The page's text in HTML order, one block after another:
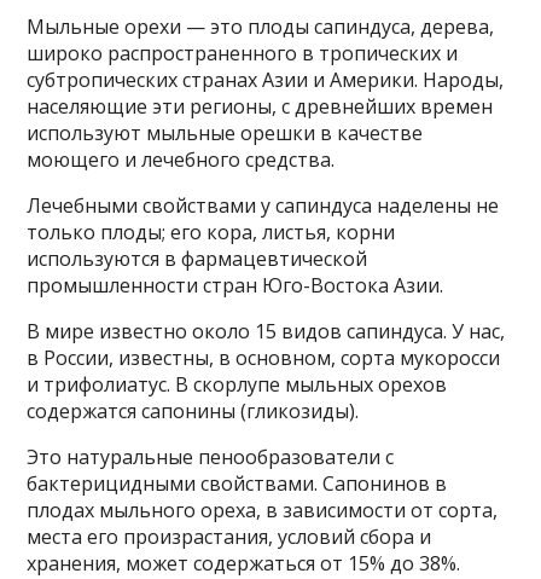
Мыльные орехи — это плоды сапиндуса, дерева,
широко распространенного в тропических и
субтропических странах Азии и Америки. Народы,
населяющие эти регионы, с древнейших времен
используют мыльные орешки в качестве
моющего и лечебного средства.
Лечебными свойствами у сапиндуса наделены не
только плоды; его кора, листья, корни
используются в фармацевтической
промышленности стран Юго-Востока Азии.
В мире известно около 15 видов сапиндуса. У нас,
в России, известны, в основном, сорта мукоросси
и трифолиатус. В скорлупе мыльных орехов
содержатся сапонины (гликозиды).
Это натуральные пенообразователи с
бактерицидными свойствами. Сапонинов в
плодах мыльного ореха, в зависимости от сорта,
места его произрастания, условий сбора и
хранения, может содержаться от 15% до 38%.